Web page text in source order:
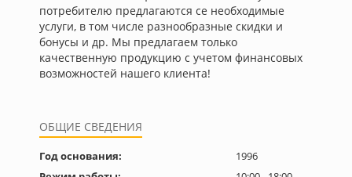
потребителю предлагаются се необходимые
услуги, в том числе разнообразные скидки и
бонусы и др. Мы предлагаем только
качественную продукцию с учетом финансовых
возможностей нашего клиента!
ОБЩИЕ СВЕДЕНИЯ
Год основания:
1996